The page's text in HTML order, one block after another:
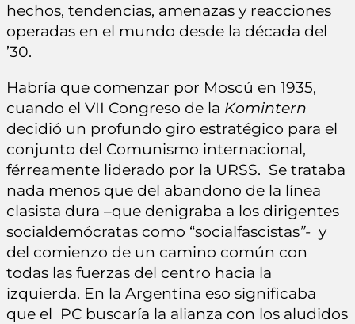
hechos, tendencias, amenazas y reacciones
operadas en el mundo desde la década del
’30.
Habría que comenzar por Moscú en 1935,
cuando el VII Congreso de la Komintern
decidió un profundo giro estratégico para el
conjunto del Comunismo internacional,
férreamente liderado por la URSS. Se trataba
nada menos que del abandono de la línea
clasista dura –que denigraba a los dirigentes
socialdemócratas como “socialfascistas”- y
del comienzo de un camino común con
todas las fuerzas del centro hacia la
izquierda. En la Argentina eso significaba
que el PC buscaría la alianza con los aludidos